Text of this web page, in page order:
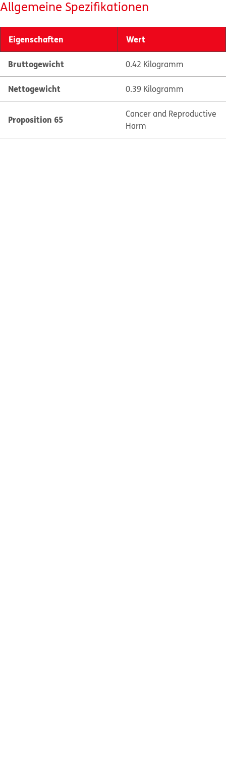
Allgemeine Spezifikationen
Eigenschaften Wert
Bruttogewicht 0.42 Kilogramm
Nettogewicht 0.39 Kilogramm
Proposition 65
Cancer and Reproductive
Harm